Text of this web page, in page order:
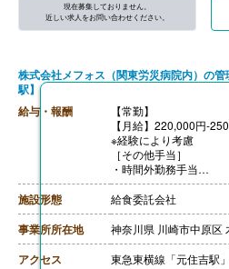
現在募集しておりません。
近しい求人をお問い合わせください。
株式会社メフォス（関東労災病院内）の
駅】
給与・報酬
【常勤】
【月給】220,000円-
※経験により考慮
［その他手当］
・時間外勤務手当
・深夜勤務手当
・年末年始手当
・日曜日/祝日手当
【賞与】年2回 ※賞与
【通勤手当】あり ※片
【昇給】あり
施設形態 給食委託会社
事業所所在地 神奈川県 川崎市中原区
アクセス 東急東横線「元住吉駅